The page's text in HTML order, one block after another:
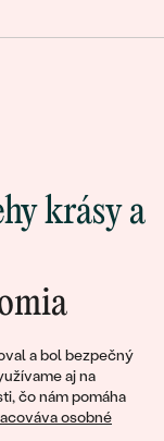
a bol bezpečný
aj na
čo nám pomáha
osobné
krásy a